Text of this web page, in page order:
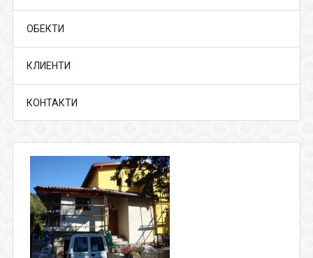
ОБЕКТИ
КЛИЕНТИ
КОНТАКТИ